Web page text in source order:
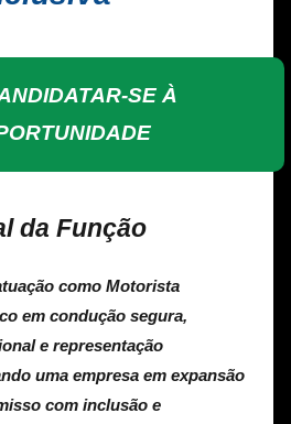
SE À
da Função
como Motorista
em condução segura,
e representação
uma empresa em expansão
com inclusão e